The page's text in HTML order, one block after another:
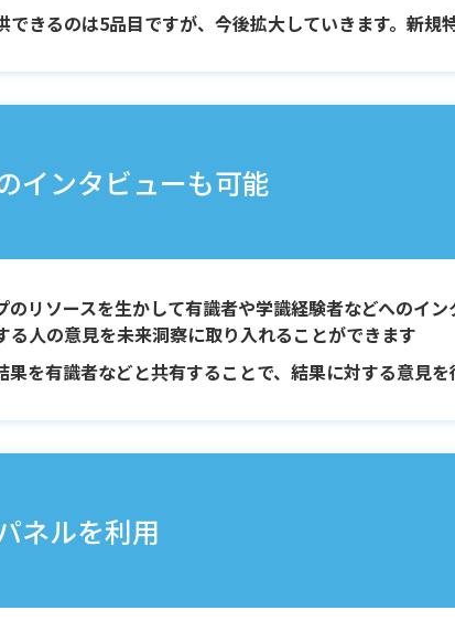
できるのは5品目ですが、今後拡大していきます。新規
インタビューも可能
のリソースを生かして有識者や学識経験者などへのイ
る人の意見を未来洞察に取り入れることができます
果を有識者などと共有することで、結果に対する意見
ネルを利用